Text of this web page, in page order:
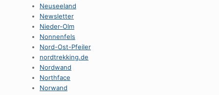
Neuseeland
Newsletter
Nieder-Olm
Nonnenfels
Nord-Ost-Pfeiler
nordtrekking.de
Nordwand
Northface
Norwand